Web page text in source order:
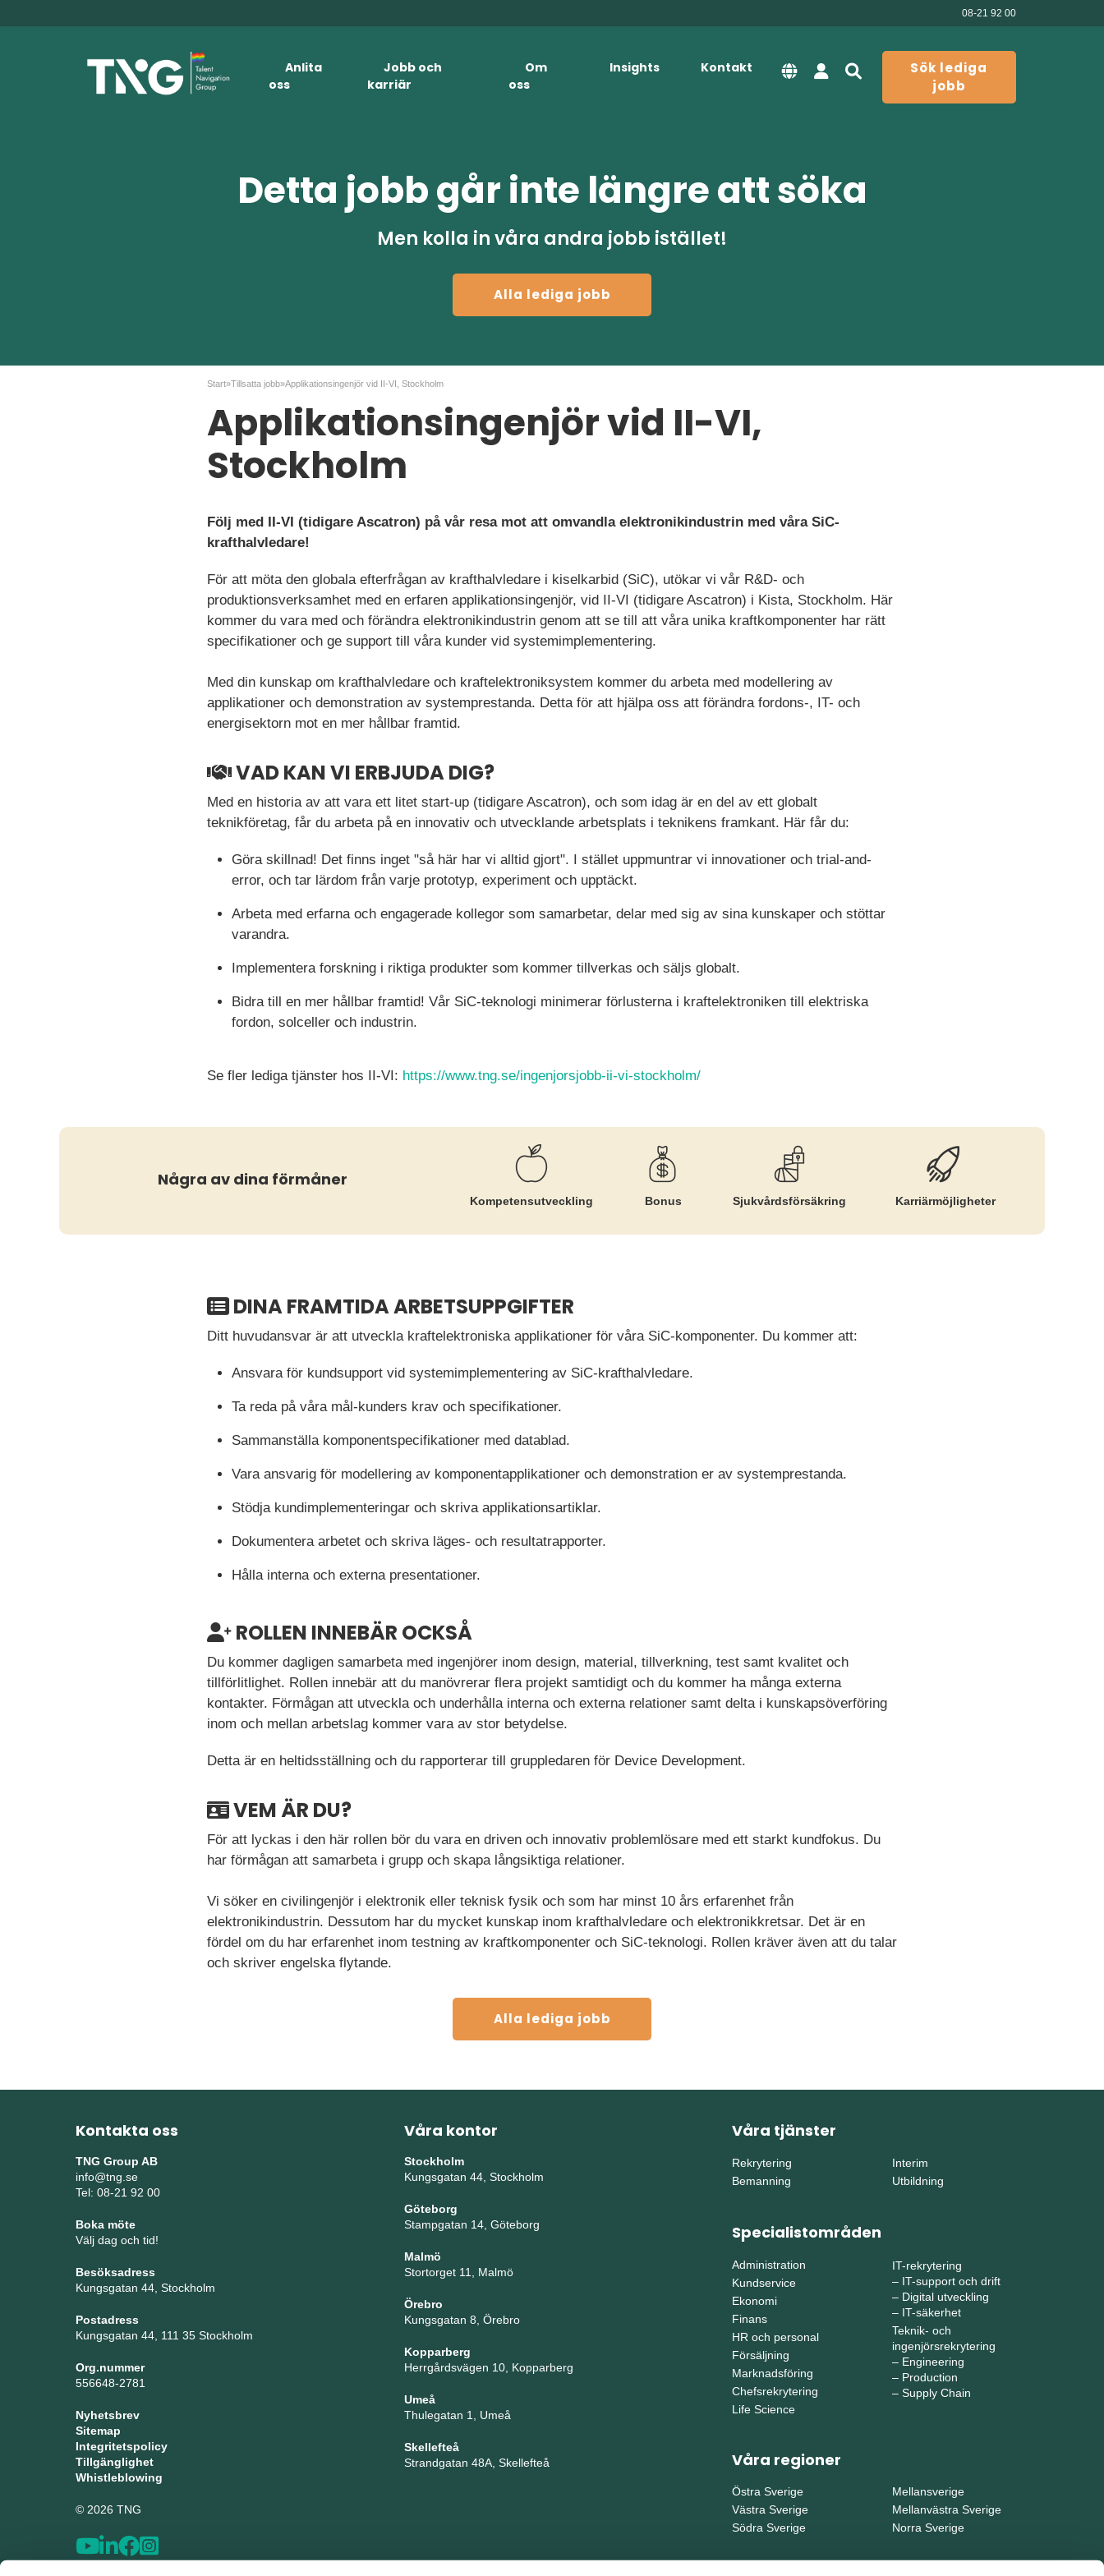
08-21 92 00
Anlita
oss
Jobb och
karriär
Om
oss
Insights Kontakt
Sök lediga
jobb
Detta jobb går inte längre att söka
Men kolla in våra andra jobb istället!
Alla lediga jobb
Start»Tillsatta jobb»Applikationsingenjör vid II-VI, Stockholm
Applikationsingenjör vid II-VI,
Stockholm
Följ med II-VI (tidigare Ascatron) på vår resa mot att omvandla elektronikindustrin med våra SiC-
krafthalvledare!
För att möta den globala efterfrågan av krafthalvledare i kiselkarbid (SiC), utökar vi vår R&D- och
produktionsverksamhet med en erfaren applikationsingenjör, vid II-VI (tidigare Ascatron) i Kista, Stockholm. Här
kommer du vara med och förändra elektronikindustrin genom att se till att våra unika kraftkomponenter har rätt
specifikationer och ge support till våra kunder vid systemimplementering.
Med din kunskap om krafthalvledare och kraftelektroniksystem kommer du arbeta med modellering av
applikationer och demonstration av systemprestanda. Detta för att hjälpa oss att förändra fordons-, IT- och
energisektorn mot en mer hållbar framtid.
VAD KAN VI ERBJUDA DIG?
Med en historia av att vara ett litet start-up (tidigare Ascatron), och som idag är en del av ett globalt
teknikföretag, får du arbeta på en innovativ och utvecklande arbetsplats i teknikens framkant. Här får du:
Göra skillnad! Det finns inget "så här har vi alltid gjort". I stället uppmuntrar vi innovationer och trial-and-
error, och tar lärdom från varje prototyp, experiment och upptäckt.
Arbeta med erfarna och engagerade kollegor som samarbetar, delar med sig av sina kunskaper och stöttar
varandra.
Implementera forskning i riktiga produkter som kommer tillverkas och säljs globalt.
Bidra till en mer hållbar framtid! Vår SiC-teknologi minimerar förlusterna i kraftelektroniken till elektriska
fordon, solceller och industrin.
Se fler lediga tjänster hos II-VI: https://www.tng.se/ingenjorsjobb-ii-vi-stockholm/
Några av dina förmåner
Kompetens­utveckling Bonus Sjukvårds­försäkring Karriär­möjligheter
DINA FRAMTIDA ARBETSUPPGIFTER
Ditt huvudansvar är att utveckla kraftelektroniska applikationer för våra SiC-komponenter. Du kommer att:
Ansvara för kundsupport vid systemimplementering av SiC-krafthalvledare.
Ta reda på våra mål-kunders krav och specifikationer.
Sammanställa komponentspecifikationer med datablad.
Vara ansvarig för modellering av komponentapplikationer och demonstration er av systemprestanda.
Stödja kundimplementeringar och skriva applikationsartiklar.
Dokumentera arbetet och skriva läges- och resultatrapporter.
Hålla interna och externa presentationer.
ROLLEN INNEBÄR OCKSÅ
Du kommer dagligen samarbeta med ingenjörer inom design, material, tillverkning, test samt kvalitet och
tillförlitlighet. Rollen innebär att du manövrerar flera projekt samtidigt och du kommer ha många externa
kontakter. Förmågan att utveckla och underhålla interna och externa relationer samt delta i kunskapsöverföring
inom och mellan arbetslag kommer vara av stor betydelse.
Detta är en heltidsställning och du rapporterar till gruppledaren för Device Development.
VEM ÄR DU?
För att lyckas i den här rollen bör du vara en driven och innovativ problemlösare med ett starkt kundfokus. Du
har förmågan att samarbeta i grupp och skapa långsiktiga relationer.
Vi söker en civilingenjör i elektronik eller teknisk fysik och som har minst 10 års erfarenhet från
elektronikindustrin. Dessutom har du mycket kunskap inom krafthalvledare och elektronikkretsar. Det är en
fördel om du har erfarenhet inom testning av kraftkomponenter och SiC-teknologi. Rollen kräver även att du talar
och skriver engelska flytande.
Alla lediga jobb
Kontakta oss
TNG Group AB
info@tng.se
Tel: 08-21 92 00
Boka möte
Välj dag och tid!
Besöksadress
Kungsgatan 44, Stockholm
Postadress
Kungsgatan 44, 111 35 Stockholm
Org.nummer
556648-2781
Nyhetsbrev
Sitemap
Integritetspolicy
Tillgänglighet
Whistleblowing
© 2026 TNG
Våra kontor
Stockholm
Kungsgatan 44, Stockholm
Göteborg
Stampgatan 14, Göteborg
Malmö
Stortorget 11, Malmö
Örebro
Kungsgatan 8, Örebro
Kopparberg
Herrgårdsvägen 10, Kopparberg
Umeå
Thulegatan 1, Umeå
Skellefteå
Strandgatan 48A, Skellefteå
Våra tjänster
Rekrytering
Bemanning
Interim
Utbildning
Specialistområden
Administration
Kundservice
Ekonomi
Finans
HR och personal
Försäljning
Marknadsföring
Chefsrekrytering
Life Science
IT-rekrytering
– IT-support och drift
– Digital utveckling
– IT-säkerhet
Teknik- och
ingenjörsrekrytering
– Engineering
– Production
– Supply Chain
Våra regioner
Östra Sverige
Västra Sverige
Södra Sverige
Mellansverige
Mellanvästra Sverige
Norra Sverige